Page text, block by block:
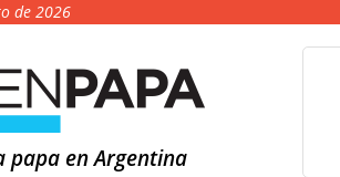
de 2026
papa en Argentina